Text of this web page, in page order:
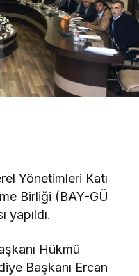
Yönetimleri Katı
Birliği (BAY-GÜ
yapıldı.
Hükmü
Başkanı Ercan